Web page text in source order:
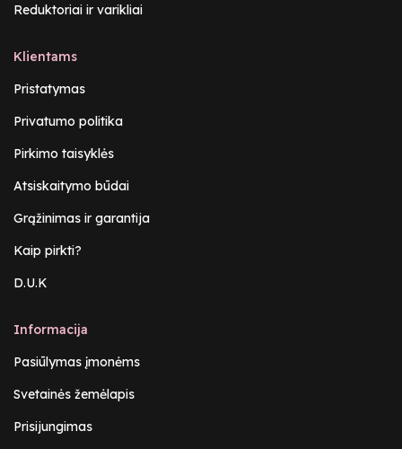
Reduktoriai ir varikliai
Klientams
Pristatymas
Privatumo politika
Pirkimo taisyklės
Atsiskaitymo būdai
Grąžinimas ir garantija
Kaip pirkti?
D.U.K
Informacija
Pasiūlymas įmonėms
Svetainės žemėlapis
Prisijungimas